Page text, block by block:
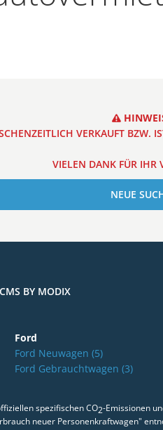
VERKAUFT BZW.
VIELEN DANK FÜR IHR
NEUE
CMS BY MODIX
Ford
Ford Neuwagen (5)
Ford Gebrauchtwagen (3)
spezifischen CO2-Emissionen
neuer Personenkraftwagen"